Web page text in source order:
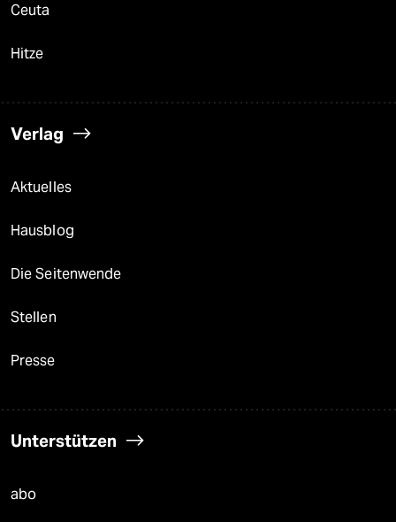
Ceuta
Hitze
Verlag
Aktuelles
Hausblog
Die Seitenwende
Stellen
Presse
Unterstützen
abo